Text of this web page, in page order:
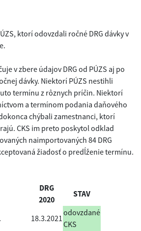
ktorí odovzdali ročné DRG dávky v
v zbere údajov DRG od PÚZS aj po
dávky. Niektorí PÚZS nestihli
termínu z rôznych príčin. Niektorí
a termínom podania daňového
chýbali zamestnanci, ktorí
CKS im preto poskytol odklad
naimportovaných 84 DRG
žiadosť o predĺženie termínu.
DRG
2020
STAV
18.3.2021
odovzdané
CKS